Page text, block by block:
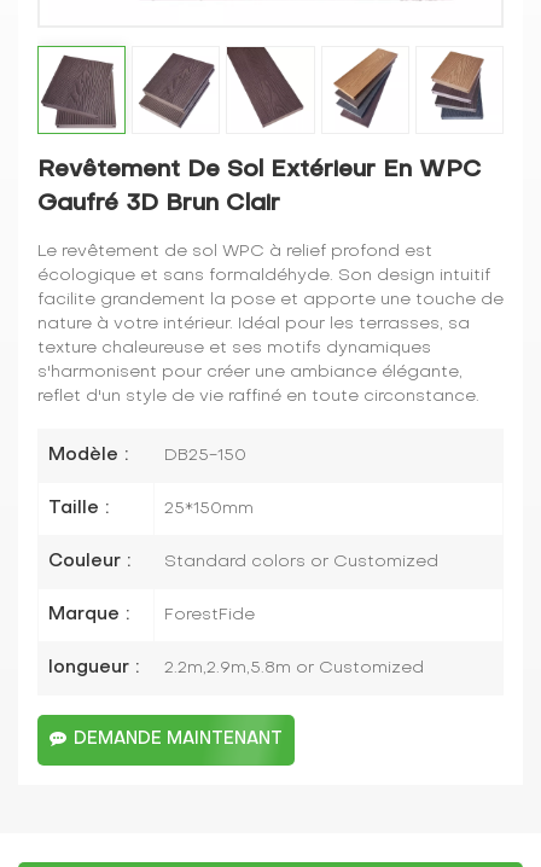
Revêtement De Sol Extérieur En WPC
Gaufré 3D Brun Clair
Le revêtement de sol WPC à relief profond est
écologique et sans formaldéhyde. Son design intuitif
facilite grandement la pose et apporte une touche de
nature à votre intérieur. Idéal pour les terrasses, sa
texture chaleureuse et ses motifs dynamiques
s'harmonisent pour créer une ambiance élégante,
reflet d'un style de vie raffiné en toute circonstance.
Modèle : DB25-150
Taille : 25*150mm
Couleur : Standard colors or Customized
Marque : ForestFide
longueur : 2.2m,2.9m,5.8m or Customized
DEMANDE MAINTENANT